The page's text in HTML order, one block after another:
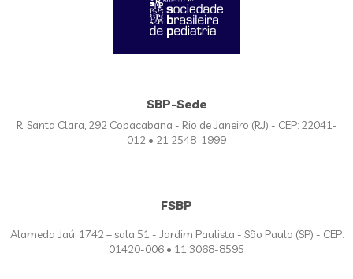
SBP-Sede
R. Santa Clara, 292 Copacabana - Rio de Janeiro (RJ) - CEP: 22041-
012 • 21 2548-1999
FSBP
Alameda Jaú, 1742 – sala 51 - Jardim Paulista - São Paulo (SP) - CEP:
01420-006 • 11 3068-8595